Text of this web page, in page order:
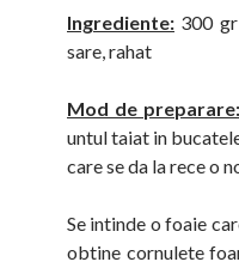
Ingrediente: 300
sare, rahat
Mod de preparare:
untul taiat in
care se da la rece o
Se intinde o foaie
obtine cornulete